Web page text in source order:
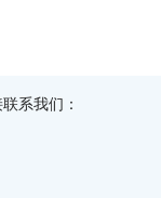
系我们：